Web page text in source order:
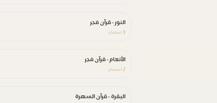
النور - قرآن فجر
3 استماع
الأنعام - قرآن فجر
2 استماع
البقرة - قرآن السهرة